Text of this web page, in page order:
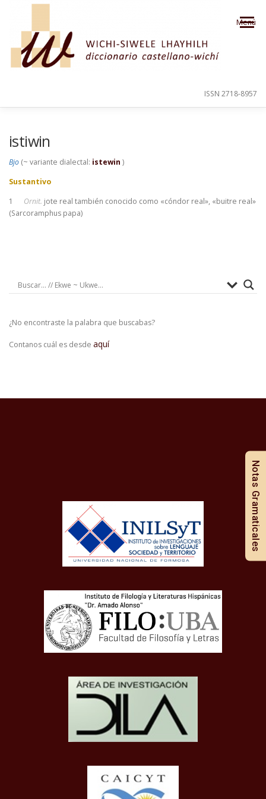
Saltar al contenido
Menú
ISSN 2718-8957
istiwin
Bjo (~ variante dialectal: istewin )
Sustantivo
1 Ornit. jote real también conocido como «cóndor real», «buitre real»
(Sarcoramphus papa)
¿No encontraste la palabra que buscabas?
Contanos cuál es desde aquí
Notas Gramaticales